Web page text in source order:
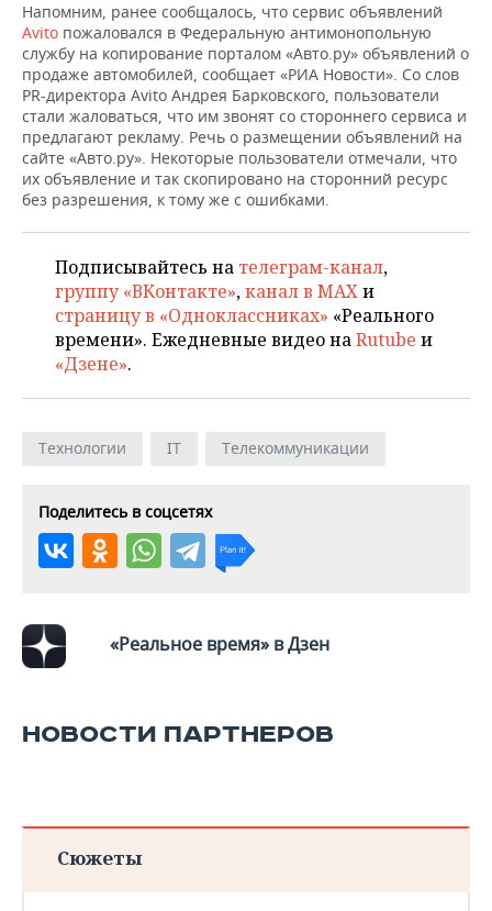
ИНВЕСТИЦИИ
НЕФТЕХИМИЯ
НЕФТЬ
ОПК
ЭНЕРГЕТИКА
НОВОСТИ БИЗНЕСА
РОЗНИЧНАЯ ТОРГОВЛЯ
ТРАНСПОРТ
УСЛУГИ
ТЕХНОЛОГИИ
НОВОСТИ ТЕХНОЛОГИЙ
IT
МЕДИА
МЕРОПРИЯТИЯ
НОВОСТИ МЕРОПРИЯТИЙ
ВЫЕЗДНАЯ РЕДАКЦИЯ
ONLINE-КОНФЕРЕНЦИИ
ОТКРЫТАЯ ЛЕКЦИЯ
СПОРТ
НОВОСТИ СПОРТА
ХОККЕЙ
БАСКЕТБОЛ
ВОЛЕЙБОЛ
ВОДНЫЕ ВИДЫ СПОРТА
ХОККЕЙ С МЯЧОМ
ОБЩЕСТВО
ВЛАСТЬ
ИНФРАСТРУКТУРА
ИСТОРИЯ
ОБРАЗОВАНИЕ
ПРОИСШЕСТВИЯ
СЮЖЕТЫ
СПРАВОЧНИК
СПИСОК ПЕРСОН
ПОЛНАЯ ВЕРСИЯ
Напомним, ранее сообщалось, что сервис объявлений
Avito пожаловался в Федеральную антимонопольную
службу на копирование порталом «Авто.ру» объявлений о
продаже автомобилей, сообщает «РИА Новости». Со слов
PR-директора Avito Андрея Барковского, пользователи
стали жаловаться, что им звонят со стороннего сервиса и
предлагают рекламу. Речь о размещении объявлений на
сайте «Авто.ру». Некоторые пользователи отмечали, что
их объявление и так скопировано на сторонний ресурс
без разрешения, к тому же с ошибками.
Подписывайтесь на телеграм-канал,
группу «ВКонтакте»,канал в MAXи
страницу в «Одноклассниках» «Реального
времени». Ежедневные видео наRutube и
«Дзене».
Технологии IT Телекоммуникации
Поделитесь в соцсетях
«Реальное время» в Дзен
НОВОСТИ ПАРТНЕРОВ
Сюжеты